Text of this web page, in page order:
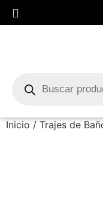
Inicio / Trajes de